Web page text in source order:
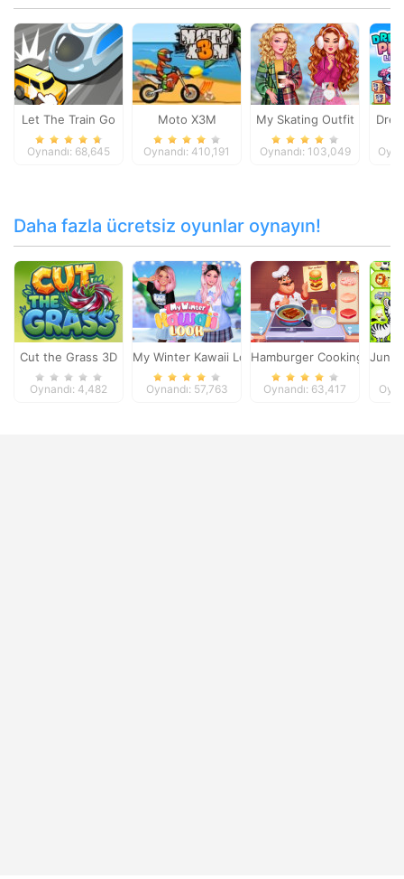
Let The Train Go
Oynandı: 68,645
Moto X3M
Oynandı: 410,191
My Skating Outfit
Oynandı: 103,049
Daha fazla ücretsiz oyunlar oynayın!
Cut the Grass 3D
Oynandı: 4,482
My Winter Kawaii Look
Oynandı: 57,763
Hamburger Cooking Mania
Oynandı: 63,417